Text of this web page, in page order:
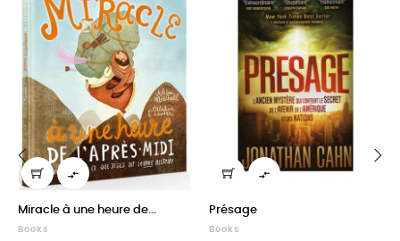

Miracle à une heure de...
Books

Présage
Books
‹